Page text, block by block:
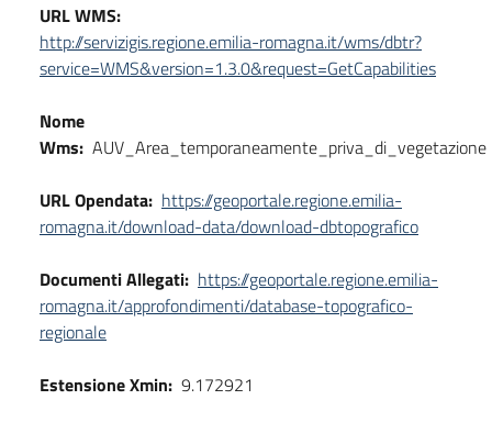
URL WMS:
http://servizigis.regione.emilia-romagna.it/wms/dbtr?
service=WMS&version=1.3.0&request=GetCapabilities
Nome
Wms: AUV_Area_temporaneamente_priva_di_vegetazione
URL Opendata: https://geoportale.regione.emilia-
romagna.it/download-data/download-dbtopografico
Documenti Allegati: https://geoportale.regione.emilia-
romagna.it/approfondimenti/database-topografico-
regionale
Estensione Xmin: 9.172921